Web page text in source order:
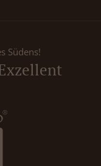
Südens!